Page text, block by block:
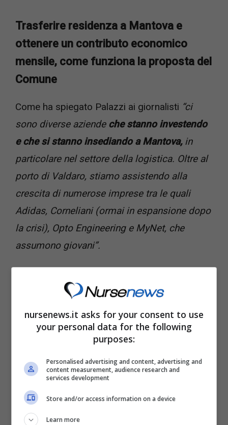
Trasferire residenza a Mantova e
ottenere un contributo economico
mensile, come funziona la proposta del
Comune
Come ha spiegato Palazzi ai giornalisti “ci
sono diverse aziende che stanno investendo
e che si stanno insediando a Mantova,in
particolare nel settore della logistica. Oltre al
porto di Valdaro, stiamo assistendo alla
crescita di numerose imprese tra le quali
Adidas, Corneliani (ormai in espansione dopo
la crisi), Opto Engineering e MyNet, che
assumono giovani”.
che oltretutto propongono nella maggioranza
dei casidei contratti a tempo indeterminato
che renderanno dunque ancora più
conveniente il “bonus” pensato dal Comune.
Per quanto riguarda le tempistiche, il sindaco
ha spiegatoche il primo bando dovrebbe
uscire già nel mese di Giugno.
nursenews.it asks for your consent to use
your personal data for the following
purposes:
Personalised advertising and content, advertising and
content measurement, audience research and
services development
Store and/or access information on a device
Learn more